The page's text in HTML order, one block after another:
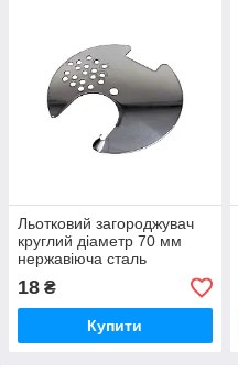
Льотковий загороджувач
круглий діаметр 70 мм
нержавіюча сталь
АВВ-100
18 ₴
Купити